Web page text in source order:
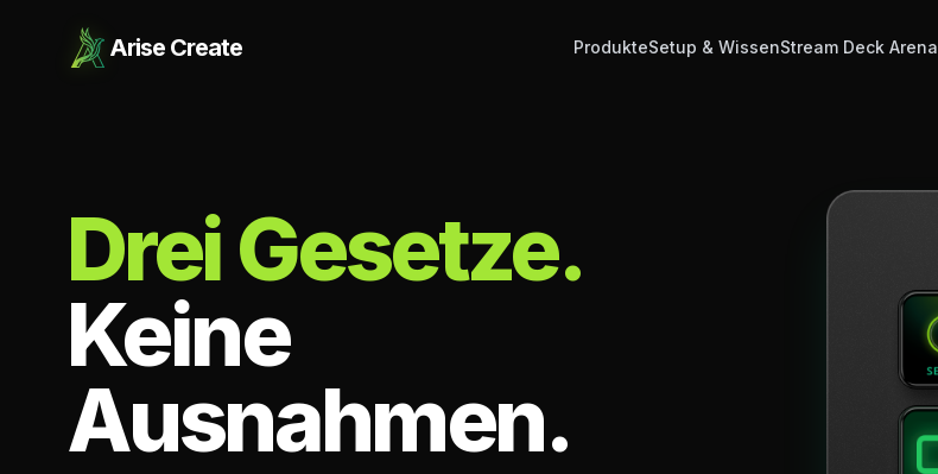
Arise Create ProdukteSetup & WissenStream Deck Arena
Drei Gesetze.
Keine
Ausnahmen.